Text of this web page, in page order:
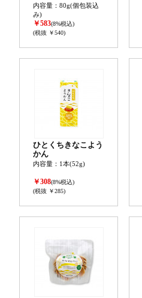
内容量：80g(個包装込
み)
￥583(8%税込)
(税抜 ￥540)
ひとくちきなこよう
かん
内容量：1本(52g)
￥308(8%税込)
(税抜 ￥285)